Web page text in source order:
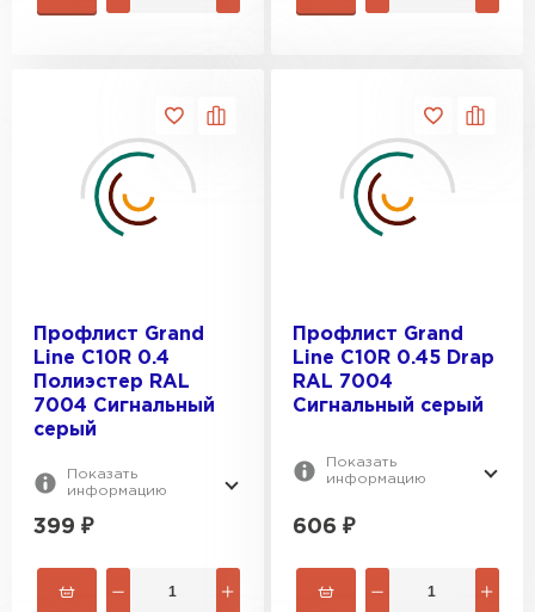
Профлист Grand
Line C10R 0.4
Полиэстер RAL
7004 Сигнальный
серый
Показать
информацию
399 ₽
Профлист Grand
Line C10R 0.45 Drap
RAL 7004
Сигнальный серый
Показать
информацию
606 ₽